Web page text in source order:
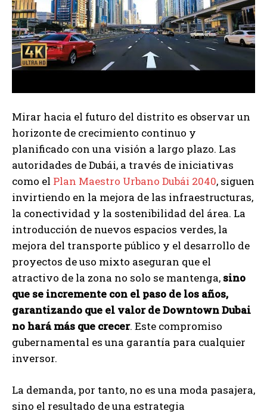
Mirar hacia el futuro del distrito es observar un
horizonte de crecimiento continuo y
planificado con una visión a largo plazo. Las
autoridades de Dubái, a través de iniciativas
como el Plan Maestro Urbano Dubái 2040, siguen
invirtiendo en la mejora de las infraestructuras,
la conectividad y la sostenibilidad del área. La
introducción de nuevos espacios verdes, la
mejora del transporte público y el desarrollo de
proyectos de uso mixto aseguran que el
atractivo de la zona no solo se mantenga, sino
que se incremente con el paso de los años,
garantizando que el valor de Downtown Dubai
no hará más que crecer. Este compromiso
gubernamental es una garantía para cualquier
inversor.
La demanda, por tanto, no es una moda pasajera,
sino el resultado de una estrategia